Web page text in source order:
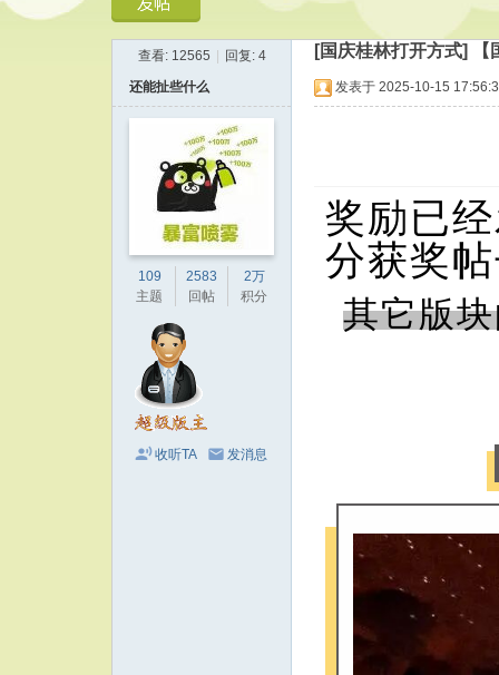
林
查看: 12565 回复: 4 [国庆桂林打开方式]
还能扯些什么
109
主题
2583
回帖
2万
积分
收听TA 发消息
发表于 2025-10-15
奖励已
分获奖
其它版